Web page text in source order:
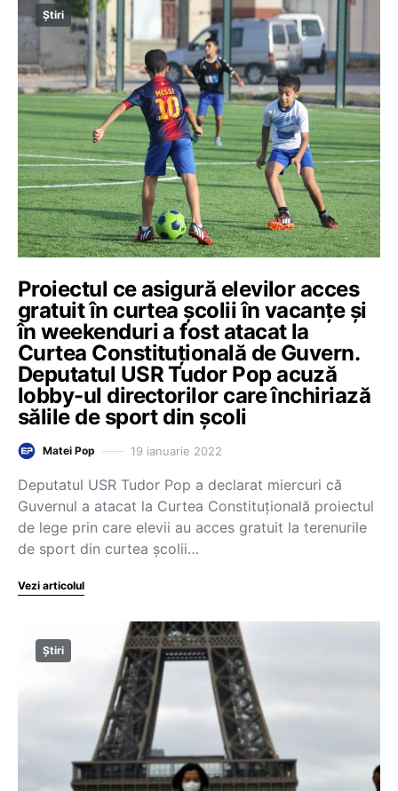
Știri
Proiectul ce asigură elevilor acces
gratuit în curtea școlii în vacanțe și
în weekenduri a fost atacat la
Curtea Constituțională de Guvern.
Deputatul USR Tudor Pop acuză
lobby-ul directorilor care închiriază
sălile de sport din școli
Matei Pop 19 ianuarie 2022
Deputatul USR Tudor Pop a declarat miercuri că
Guvernul a atacat la Curtea Constituţională proiectul
de lege prin care elevii au acces gratuit la terenurile
de sport din curtea şcolii…
Vezi articolul
Știri